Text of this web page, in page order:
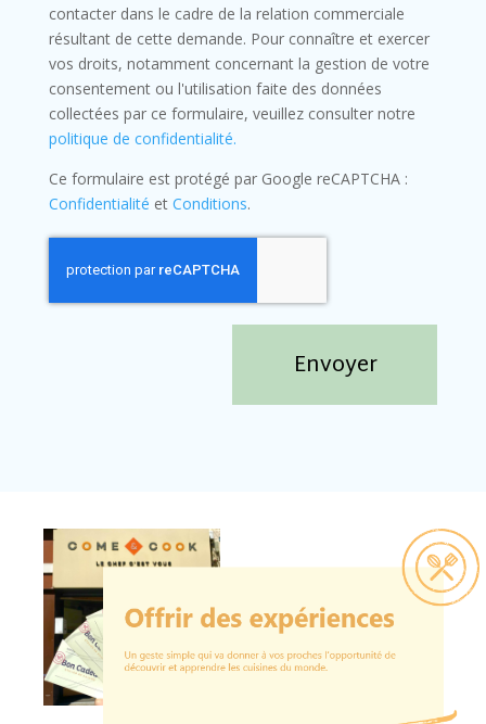
contacter dans le cadre de la relation commerciale
résultant de cette demande. Pour connaître et exercer
vos droits, notamment concernant la gestion de votre
consentement ou l'utilisation faite des données
collectées par ce formulaire, veuillez consulter notre
politique de confidentialité.
Ce formulaire est protégé par Google reCAPTCHA :
Confidentialité et Conditions.
Envoyer